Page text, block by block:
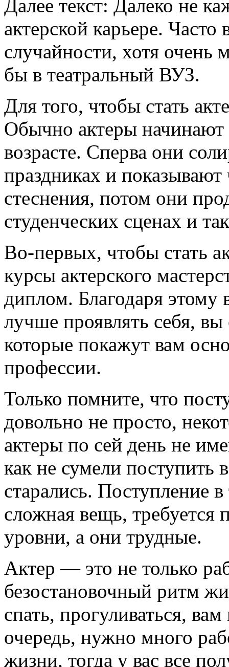
Далее текст: Далеко не
актерской карьере.
случайности, хотя очень
бы в театральный ВУЗ.
Для того, чтобы стать
Обычно актеры начинают
возрасте. Сперва они
праздниках и
стеснения, потом они
студенческих сценах и
Во-первых, чтобы стать
курсы актерского
диплом. Благодаря этому
лучше проявлять себя,
которые покажут вам
профессии.
Только помните, что
довольно не просто,
актеры по сей день не
как не сумели поступить
старались. Поступление
сложная вещь, требуется
уровни, а они трудные.
Актер — это не только
безостановочный ритм
спать, прогуливаться,
очередь, нужно много
жизни, тогда у вас все